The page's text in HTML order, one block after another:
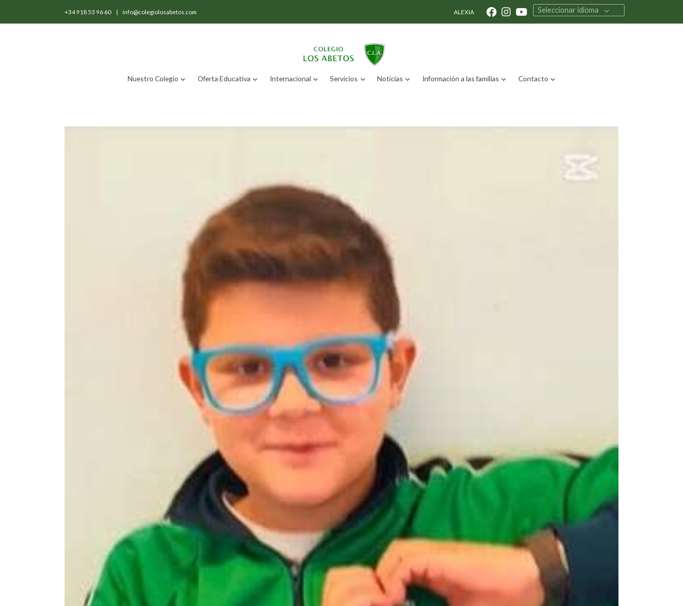
+34 918 53 96 60 | info@colegiolosabetos.com ALEXIA Seleccionar idioma
Nuestro Colegio Oferta Educativa Internacional Servicios Noticias Información a las familias Contacto